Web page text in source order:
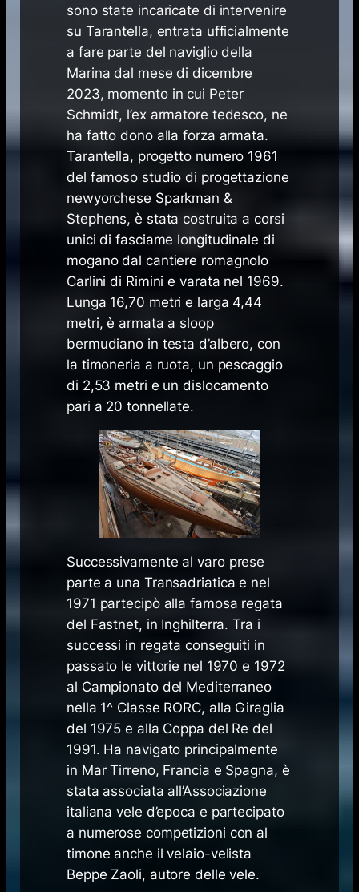
sono state incaricate di intervenire
su Tarantella, entrata ufficialmente
a fare parte del naviglio della
Marina dal mese di dicembre
2023, momento in cui Peter
Schmidt, l’ex armatore tedesco, ne
ha fatto dono alla forza armata.
Tarantella, progetto numero 1961
del famoso studio di progettazione
newyorchese Sparkman &
Stephens, è stata costruita a corsi
unici di fasciame longitudinale di
mogano dal cantiere romagnolo
Carlini di Rimini e varata nel 1969.
Lunga 16,70 metri e larga 4,44
metri, è armata a sloop
bermudiano in testa d’albero, con
la timoneria a ruota, un pescaggio
di 2,53 metri e un dislocamento
pari a 20 tonnellate.
Successivamente al varo prese
parte a una Transadriatica e nel
1971 partecipò alla famosa regata
del Fastnet, in Inghilterra. Tra i
successi in regata conseguiti in
passato le vittorie nel 1970 e 1972
al Campionato del Mediterraneo
nella 1^ Classe RORC, alla Giraglia
del 1975 e alla Coppa del Re del
1991. Ha navigato principalmente
in Mar Tirreno, Francia e Spagna, è
stata associata all’Associazione
italiana vele d’epoca e partecipato
a numerose competizioni con al
timone anche il velaio-velista
Beppe Zaoli, autore delle vele.